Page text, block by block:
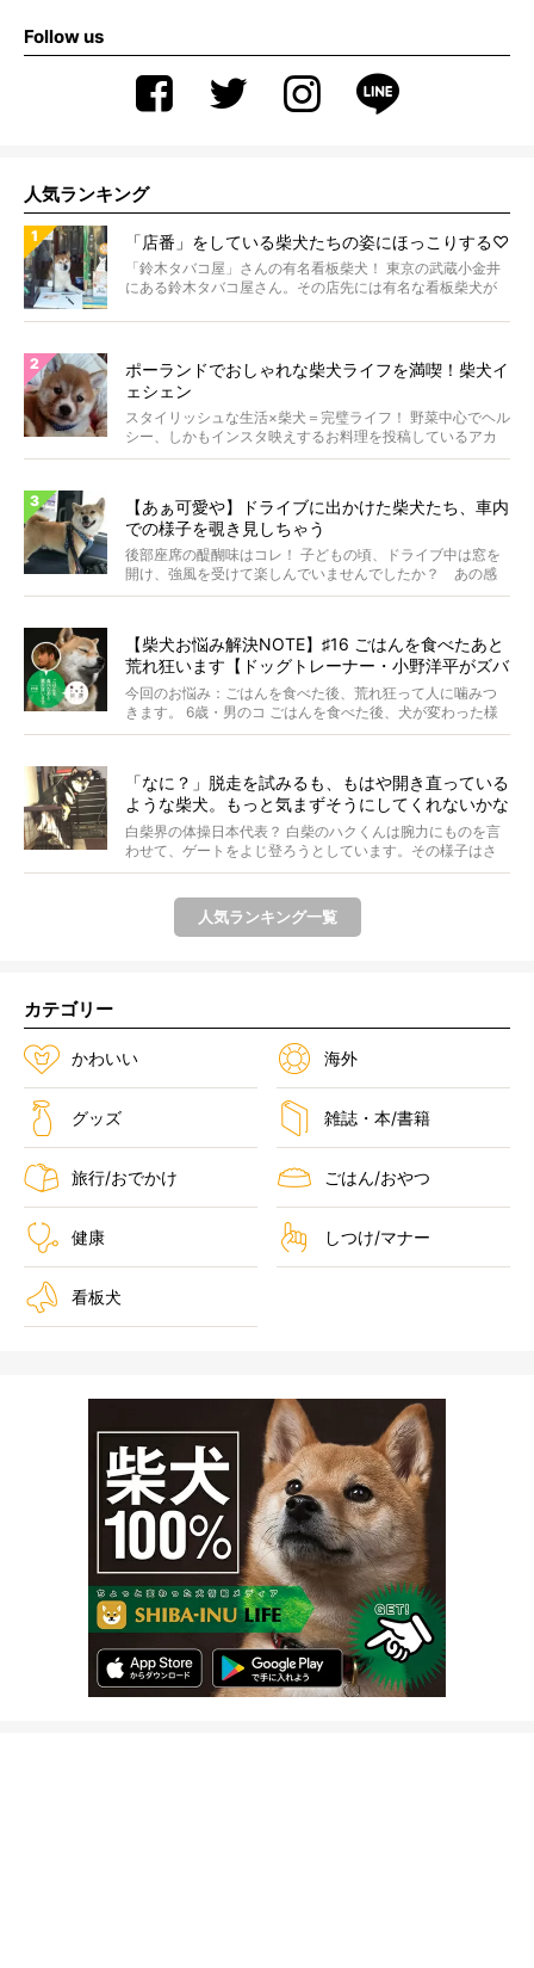
Follow us
人気ランキング
「店番」をしている柴犬たちの姿にほっこりする♡
「鈴木タバコ屋」さんの有名看板柴犬！ 東京の武蔵小金井
にある鈴木タバコ屋さん。その店先には有名な看板柴犬が
ポーランドでおしゃれな柴犬ライフを満喫！柴犬イ
ェシェン
スタイリッシュな生活×柴犬＝完璧ライフ！ 野菜中心でヘル
シー、しかもインスタ映えするお料理を投稿しているアカ
ウ...
【あぁ可愛や】ドライブに出かけた柴犬たち、車内
での様子を覗き見しちゃう
後部座席の醍醐味はコレ！ 子どもの頃、ドライブ中は窓を
開け、強風を受けて楽しんでいませんでしたか？ あの感
じが...
【柴犬お悩み解決NOTE】♯16 ごはんを食べたあと
荒れ狂います【ドッグトレーナー・小野洋平がズバ
リ回答】
今回のお悩み：ごはんを食べた後、荒れ狂って人に噛みつ
きます。 6歳・男のコ ごはんを食べた後、犬が変わった様
に...
「なに？」脱走を試みるも、もはや開き直っている
ような柴犬。もっと気まずそうにしてくれないかな
ぁ…！【動画あり】
白柴界の体操日本代表？ 白柴のハクくんは腕力にものを言
わせて、ゲートをよじ登ろうとしています。その様子はさ
なが...
人気ランキング一覧
カテゴリー
かわいい 海外
グッズ 雑誌・本/書籍
旅行/おでかけ ごはん/おやつ
健康 しつけ/マナー
看板犬